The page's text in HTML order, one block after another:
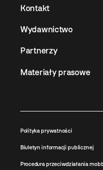
Kontakt
Wydawnictwo
Partnerzy
Materiały prasowe
Polityka prywatności
Biuletyn informacji publicznej
Procedura przeciwdziałania